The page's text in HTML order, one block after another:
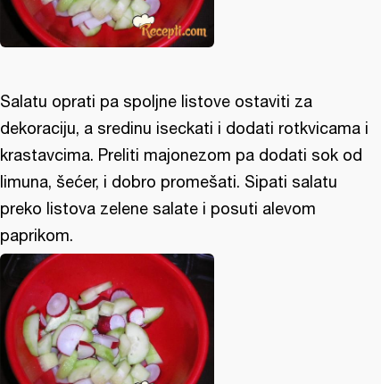
Salatu oprati pa spoljne listove ostaviti za
dekoraciju, a sredinu iseckati i dodati rotkvicama i
krastavcima. Preliti majonezom pa dodati sok od
limuna, šećer, i dobro promešati. Sipati salatu
preko listova zelene salate i posuti alevom
paprikom.